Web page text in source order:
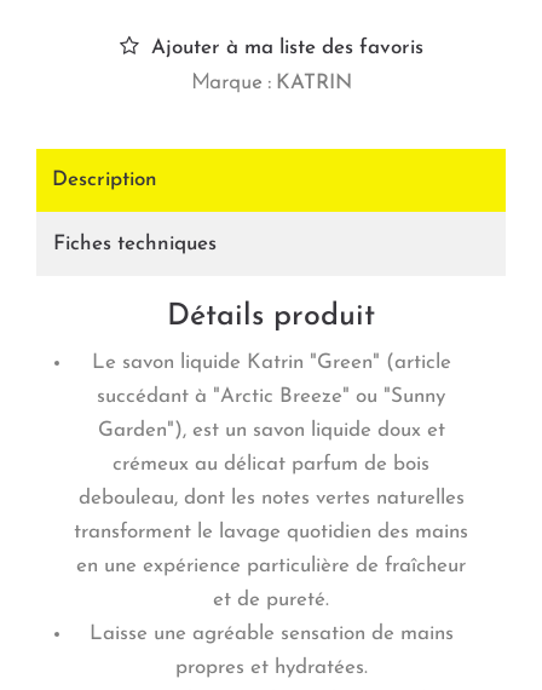
Ajouter à ma liste des favoris
Marque : KATRIN
Description
Fiches techniques
Détails produit
Le savon liquide Katrin "Green" (article
succédant à "Arctic Breeze" ou "Sunny
Garden"), est un savon liquide doux et
crémeux au délicat parfum de bois
debouleau, dont les notes vertes naturelles
transforment le lavage quotidien des mains
en une expérience particulière de fraîcheur
et de pureté.
Laisse une agréable sensation de mains
propres et hydratées.